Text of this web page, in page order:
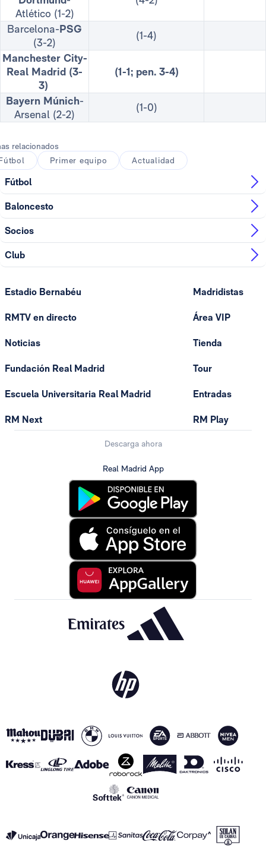
Atlético (1-2)
Barcelona-PSG
(3-2)
(1-4)
Manchester City-
Real Madrid (3-
3)
(1-1; pen. 3-4)
Bayern Múnich-
Arsenal (2-2)
(1-0)
relacionados
Primer equipo Actualidad
Fútbol
Baloncesto
Socios
Club
Estadio Bernabéu
RMTV en directo
Noticias
Fundación Real Madrid
Escuela Universitaria Real Madrid
RM Next
Madridistas
Área VIP
Tienda
Tour
Entradas
RM Play
Descarga ahora
Real Madrid App